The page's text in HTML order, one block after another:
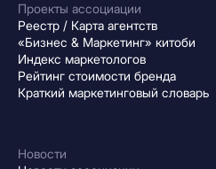
Проекты ассоциации
Реестр / Карта агентств
«Бизнес & Маркетинг» китоби
Индекс маркетологов
Рейтинг стоимости бренда
Краткий маркетинговый словарь
Новости